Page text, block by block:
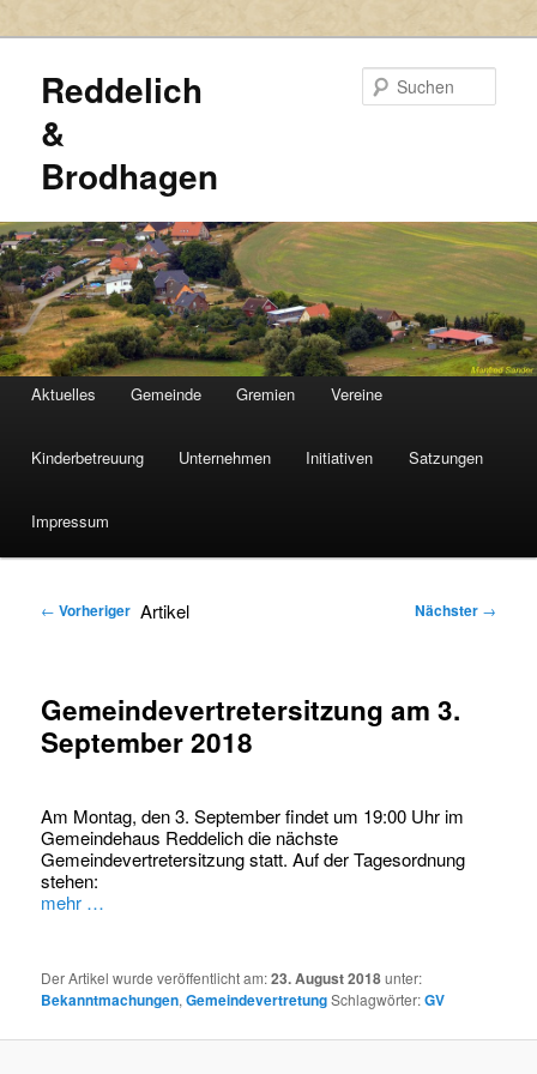
Reddelich
&
Brodhagen
HAUPTMENÜ
Zum
primären
Inhalt
Zum
sekundären
Inhalt
Aktuelles Gemeinde Gremien Vereine
Kinderbetreuung Unternehmen Initiativen Satzungen
Impressum
Artikel
← Vorheriger Nächster →
Gemeindevertretersitzung am 3.
September 2018
Am Montag, den 3. September findet um 19:00 Uhr im
Gemeindehaus Reddelich die nächste
Gemeindevertretersitzung statt. Auf der Tagesordnung
stehen:
mehr …
Der Artikel wurde veröffentlicht am:23. August 2018unter:
Bekanntmachungen,GemeindevertretungSchlagwörter:GV